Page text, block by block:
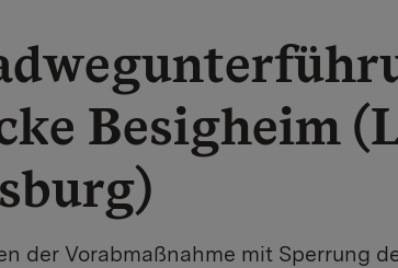
Besigheim
der Vorabmaßnahme mit Sperrung